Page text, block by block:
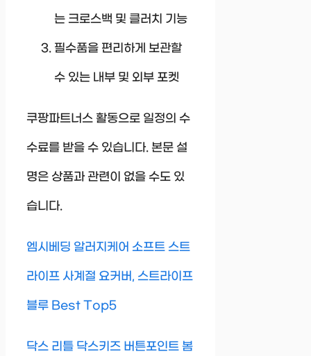
는 크로스백 및 클러치 기능
필수품을 편리하게 보관할
수 있는 내부 및 외부 포켓
쿠팡파트너스 활동으로 일정의 수
수료를 받을 수 있습니다. 본문 설
명은 상품과 관련이 없을 수도 있
습니다.
엠시베딩 알러지케어 소프트 스트
라이프 사계절 요커버, 스트라이프
블루 Best Top5
닥스 리틀 닥스키즈 버튼포인트 봄